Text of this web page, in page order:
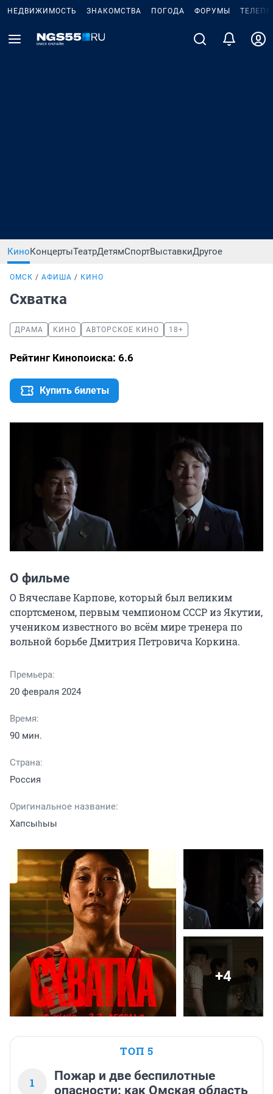
НЕДВИЖИМОСТЬ ЗНАКОМСТВА ПОГОДА ФОРУМЫ
КиноКонцертыТеатрДетямСпортВыставкиДругое
ОМСК АФИША КИНО
Схватка
ДРАМА КИНО АВТОРСКОЕ КИНО 18+
Рейтинг Кинопоиска: 6.6
Купить билеты
О фильме
О Вячеславе Карпове, который был великим
спортсменом, первым чемпионом СССР из Якутии,
учеником известного во всём мире тренера по
вольной борьбе Дмитрия Петровича Коркина.
Премьера:
20 февраля 2024
Время:
90 мин.
Страна:
Россия
Оригинальное название:
Хапсыһыы
+4
ТОП 5
1
Пожар и две беспилотные
опасности: как Омская область